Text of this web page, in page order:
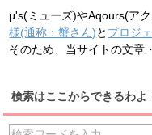
μ's(ミューズ)やAqours(ア
様(通称：蟹さん)と プロジ
そのため、当サイトの文章
検索はここからできるわよ